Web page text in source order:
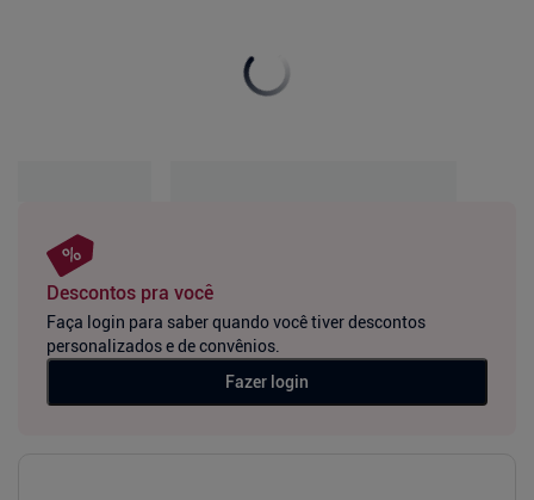
Descontos pra você
Faça login para saber quando você tiver descontos
personalizados e de convênios.
Fazer login